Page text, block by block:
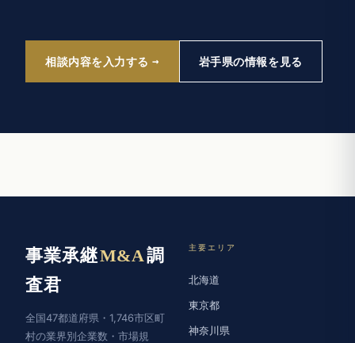
相談内容を入力する 岩手県の情報を見る
事業承継M&A調
査君
全国47都道府県・1,746市区町
村の業界別企業数・市場規
主要エリア
北海道
東京都
神奈川県